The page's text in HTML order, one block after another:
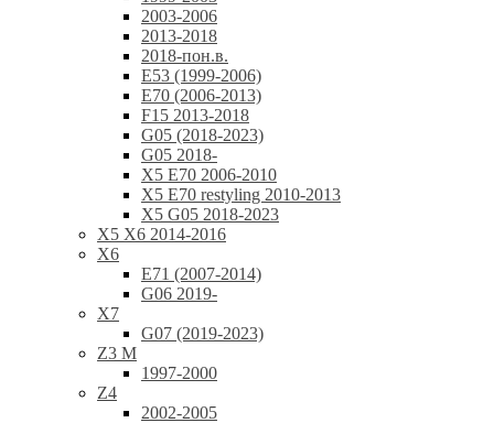
2003-2006
2013-2018
2018-пон.в.
E53 (1999-2006)
E70 (2006-2013)
F15 2013-2018
G05 (2018-2023)
G05 2018-
X5 E70 2006-2010
X5 E70 restyling 2010-2013
X5 G05 2018-2023
X5 X6 2014-2016
X6
E71 (2007-2014)
G06 2019-
X7
G07 (2019-2023)
Z3 M
1997-2000
Z4
2002-2005